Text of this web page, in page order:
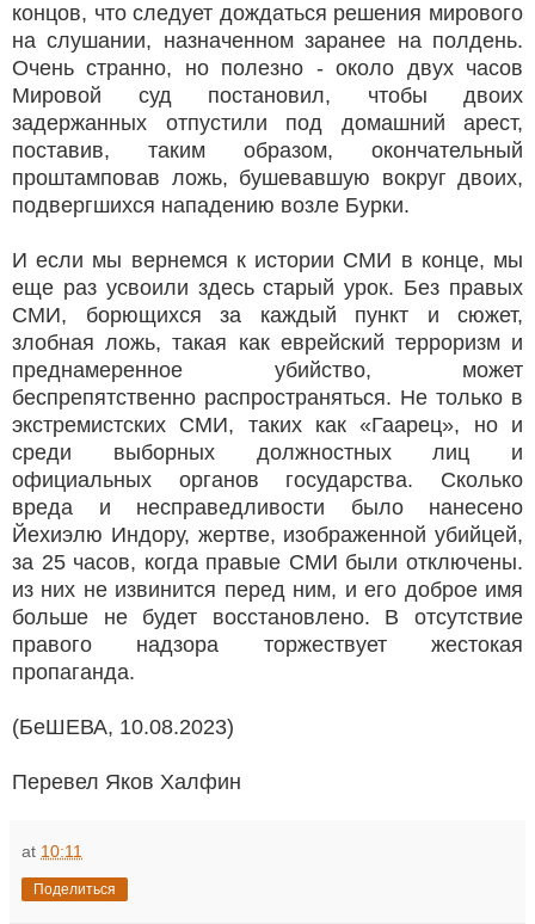
концов, что следует дождаться решения мирового
на слушании, назначенном заранее на полдень.
Очень странно, но полезно - около двух часов
Мировой суд постановил, чтобы двоих
задержанных отпустили под домашний арест,
поставив, таким образом, окончательный
проштамповав ложь, бушевавшую вокруг двоих,
подвергшихся нападению возле Бурки.
И если мы вернемся к истории СМИ в конце, мы
еще раз усвоили здесь старый урок. Без правых
СМИ, борющихся за каждый пункт и сюжет,
злобная ложь, такая как еврейский терроризм и
преднамеренное убийство, может
беспрепятственно распространяться. Не только в
экстремистских СМИ, таких как «Гаарец», но и
среди выборных должностных лиц и
официальных органов государства. Сколько
вреда и несправедливости было нанесено
Йехиэлю Индору, жертве, изображенной убийцей,
за 25 часов, когда правые СМИ были отключены.
из них не извинится перед ним, и его доброе имя
больше не будет восстановлено. В отсутствие
правого надзора торжествует жестокая
пропаганда.
(БеШЕВА, 10.08.2023)
Перевел Яков Халфин
at 10:11
Поделиться